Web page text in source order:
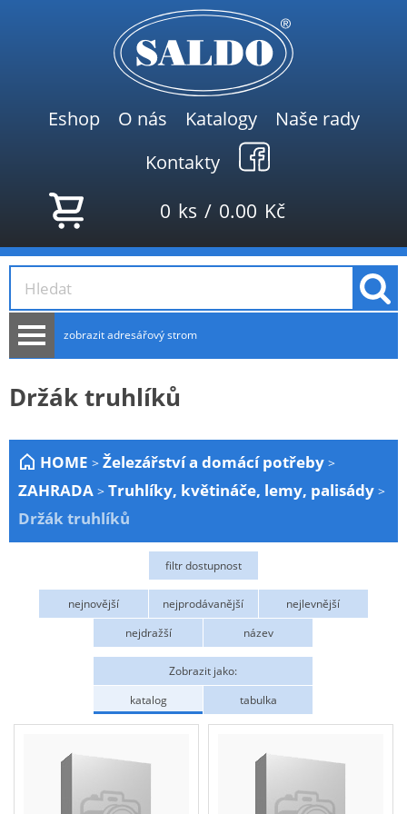
Eshop O nás Katalogy
Naše rady
Kontakty
0 ks / 0.00 Kč
zobrazit adresářový strom
NOVINKY
Plachty
Žebříky a schůdky
Stavební míchačky
Kemping
NÁBYTEK - spojovací materiál a příslušenství
Ploty a pletiva
Úložné boxy na nářadí
Ochranné pomůcky
Keramické brusivo
Držák truhlíků
HOME > Železářství a domácí potřeby >
ZAHRADA > Truhlíky, květináče, lemy, palisády >
Držák truhlíků
filtr dostupnost
Skladem
nejnovější nejprodávanější
nejlevnější
nejdražší
název
Zobrazit jako:
katalog
tabulka